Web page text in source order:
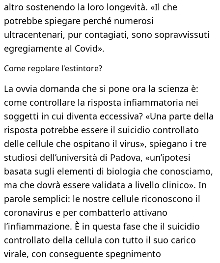
altro sostenendo la loro longevità. «Il che
potrebbe spiegare perché numerosi
ultracentenari, pur contagiati, sono sopravvissuti
egregiamente al Covid».
Come regolare l'estintore?
La ovvia domanda che si pone ora la scienza è:
come controllare la risposta infiammatoria nei
soggetti in cui diventa eccessiva? «Una parte della
risposta potrebbe essere il suicidio controllato
delle cellule che ospitano il virus», spiegano i tre
studiosi dell’università di Padova, «un’ipotesi
basata sugli elementi di biologia che conosciamo,
ma che dovrà essere validata a livello clinico». In
parole semplici: le nostre cellule riconoscono il
coronavirus e per combatterlo attivano
l’infiammazione. È in questa fase che il suicidio
controllato della cellula con tutto il suo carico
virale, con conseguente spegnimento